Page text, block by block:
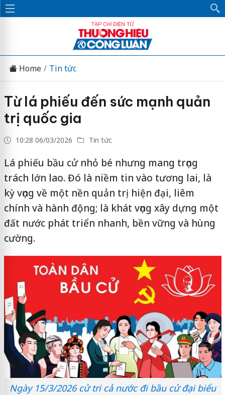
Home Tin tức
Từ lá phiếu đến sức mạnh quản
trị quốc gia
10:28 06/03/2026 Tin tức
Lá phiếu bầu cử nhỏ bé nhưng mang trọng
trách lớn lao. Đó là niềm tin vào tương lai, là
kỳ vọng về một nền quản trị hiện đại, liêm
chính và hành động; là khát vọng xây dựng một
đất nước phát triển nhanh, bền vững và hùng
cường.
Ngày 15/3/2026 cử tri cả nước đi bầu cử đại biểu